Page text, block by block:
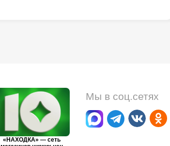
Мы в соц.сетях
«НАХОДКА» — сеть